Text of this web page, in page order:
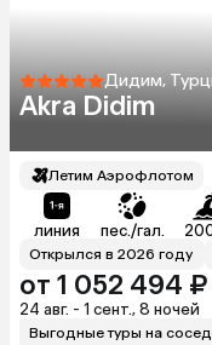
Дидим,
Akra Didim
Летим Аэрофлотом
линия пес./гал.
Открылся в 2026 году
от 1 052 494 ₽
24 авг. - 1 сент., 8 ночей
Выгодные туры на